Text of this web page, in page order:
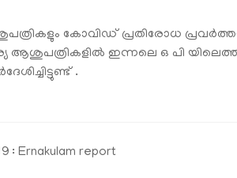
കോവിഡ് പ്രതിരോധ
ആശുപത്രികളില്‍ ഇന്നലെ ഒ പി
.
: Ernakulam report